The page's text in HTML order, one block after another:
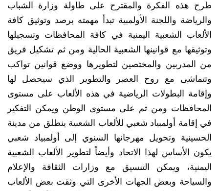
طرح هذه الفكرة والمقترح على طاولة وزارة الشباب
والرياضة واللجنة الأولمبية تبدأ مهمته برصد وتوثيق كافة
الألعاب الشعبية اليمنية في كافة المحافظات وتسجيلها
وتوثيقها مع قوانينها الشعبية الحالية ومن ثم تشكيل فريق
من المدربين والمختصين لتطويرها ووضع قوانين تواكب
وتتماشى مع روح العصر والتطوير الذي سيحصل لها
وإقامة البطولات الرياضية في هذه الألعاب على مستوى
المحافظات ومن ثم على مستوى الوطن ويمكن التفكير
في إقامة أولمبياد شعبي للألعاب الشعبية ينطلق من مدينة
الحسينية وتحويل مهرجانها السنوي إلى أولمبياد شعبي
يكون الأساس لهذا الاتحاد وأيضاً لتطوير الألعاب الشعبية
اليمنية، ويمكن التنسيق مع وزارات الثقافة والإعلام
والسياحة وبعض الجهات الأخرى التي وثقت بعض الألعاب